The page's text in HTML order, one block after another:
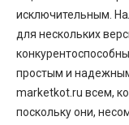
исключительным.
для нескольких
простым и
marketkot.ru всем,
поскольку они,